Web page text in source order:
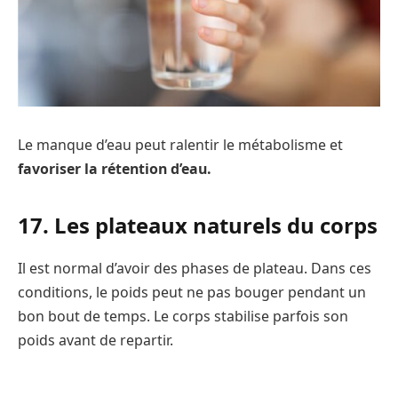
Le manque d’eau peut ralentir le métabolisme et
favoriser la rétention d’eau.
17. Les plateaux naturels du corps
Il est normal d’avoir des phases de plateau. Dans ces
conditions, le poids peut ne pas bouger pendant un
bon bout de temps. Le corps stabilise parfois son
poids avant de repartir.